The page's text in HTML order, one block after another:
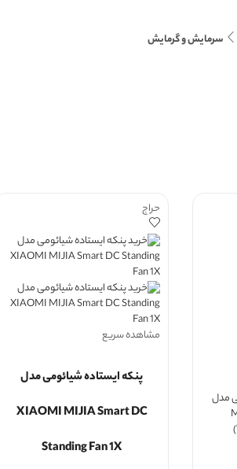
سرمایش و گرمایش
حراج
مشاهده سریع
پنکه ایستاده شیائومی مدل
XIAOMI MIJIA Smart DC
Standing Fan 1X